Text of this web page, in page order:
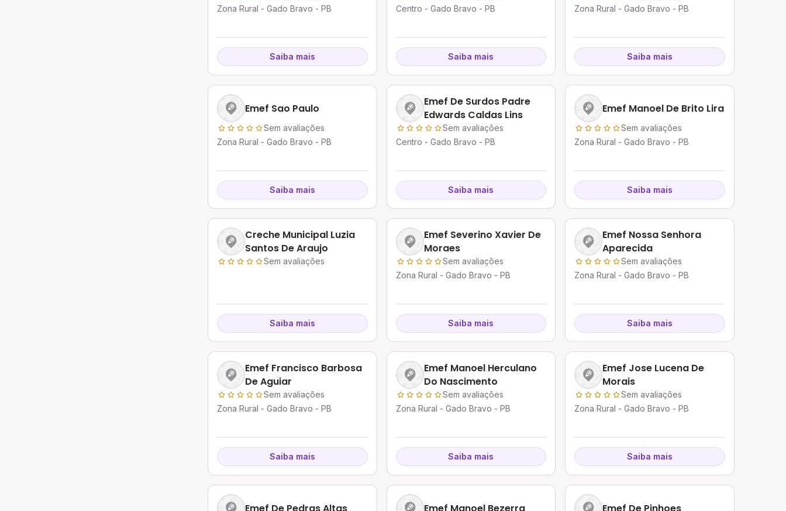
Zona Rural - Gado Bravo - PB
Saiba mais
Centro - Gado Bravo - PB
Saiba mais
Zona Rural - Gado Bravo - PB
Saiba mais
Emef Sao Paulo
Sem avaliações
Zona Rural - Gado Bravo - PB
Saiba mais
Emef De Surdos Padre
Edwards Caldas Lins
Sem avaliações
Centro - Gado Bravo - PB
Saiba mais
Emef Manoel De Brito Lira
Sem avaliações
Zona Rural - Gado Bravo - PB
Saiba mais
Creche Municipal Luzia
Santos De Araujo
Sem avaliações
Saiba mais
Emef Severino Xavier De
Moraes
Sem avaliações
Zona Rural - Gado Bravo - PB
Saiba mais
Emef Nossa Senhora
Aparecida
Sem avaliações
Zona Rural - Gado Bravo - PB
Saiba mais
Emef Francisco Barbosa
De Aguiar
Sem avaliações
Zona Rural - Gado Bravo - PB
Saiba mais
Emef Manoel Herculano
Do Nascimento
Sem avaliações
Zona Rural - Gado Bravo - PB
Saiba mais
Emef Jose Lucena De
Morais
Sem avaliações
Zona Rural - Gado Bravo - PB
Saiba mais
Emef De Pedras Altas Emef Manoel Bezerra Emef De Pinhoes